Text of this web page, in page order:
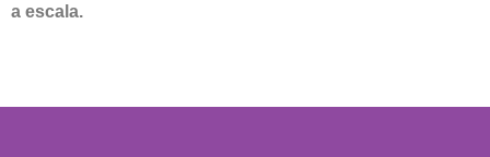
a escala.